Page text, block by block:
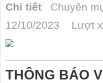
Chi tiết Chuyên
12/10/2023 Lượt
THÔNG BÁO